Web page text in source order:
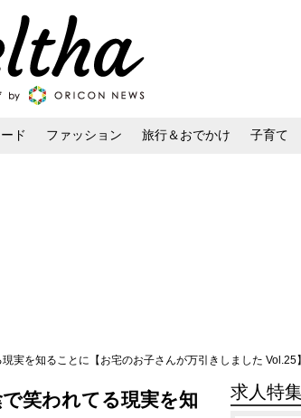
ド ファッション 旅行＆おでかけ 子育て
実を知ることに【お宅のお子さんが万引きしました Vol.25】
笑われてる現実を知
求人特集